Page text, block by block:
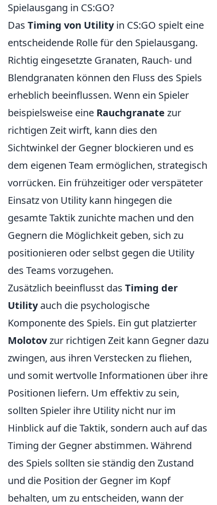
Spielausgang in CS:GO?
Das Timing von Utilityin CS:GO spielt eine
entscheidende Rolle für den Spielausgang.
Richtig eingesetzte Granaten, Rauch- und
Blendgranaten können den Fluss des Spiels
erheblich beeinflussen. Wenn ein Spieler
beispielsweise eine Rauchgranate zur
richtigen Zeit wirft, kann dies den
Sichtwinkel der Gegner blockieren und es
dem eigenen Team ermöglichen, strategisch
vorrücken. Ein frühzeitiger oder verspäteter
Einsatz von Utility kann hingegen die
gesamte Taktik zunichte machen und den
Gegnern die Möglichkeit geben, sich zu
positionieren oder selbst gegen die Utility
des Teams vorzugehen.
Zusätzlich beeinflusst das Timing der
Utilityauch die psychologische
Komponente des Spiels. Ein gut platzierter
Molotovzur richtigen Zeit kann Gegner dazu
zwingen, aus ihren Verstecken zu fliehen,
und somit wertvolle Informationen über ihre
Positionen liefern. Um effektiv zu sein,
sollten Spieler ihre Utility nicht nur im
Hinblick auf die Taktik, sondern auch auf das
Timing der Gegner abstimmen. Während
des Spiels sollten sie ständig den Zustand
und die Position der Gegner im Kopf
behalten, um zu entscheiden, wann der